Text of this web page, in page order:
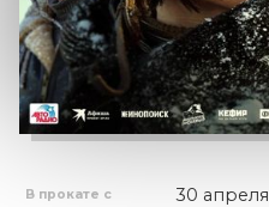
В прокате с 30 апреля